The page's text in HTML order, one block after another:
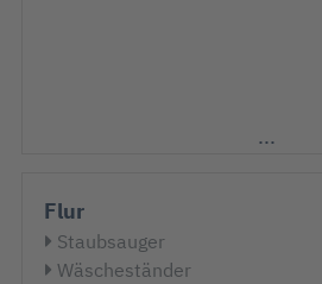
Flur
Staubsauger
Wäscheständer